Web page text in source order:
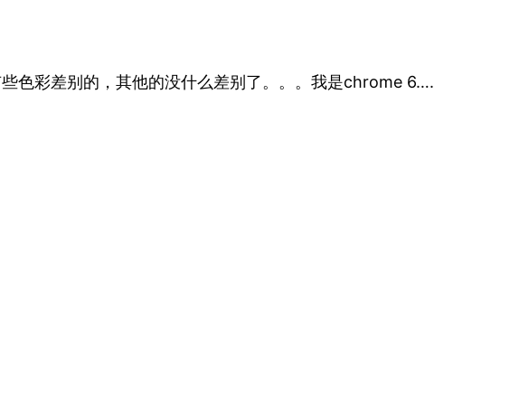
色彩差别的，其他的没什么差别了。。。我是chrome 6….